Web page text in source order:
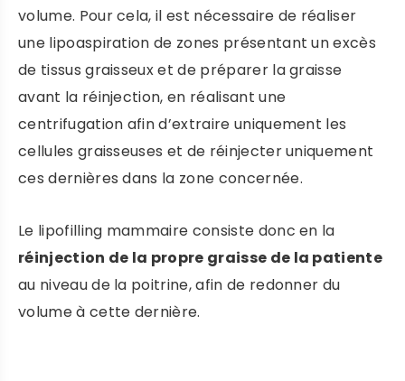
volume. Pour cela, il est nécessaire de réaliser
une lipoaspiration de zones présentant un excès
de tissus graisseux et de préparer la graisse
avant la réinjection, en réalisant une
centrifugation afin d’extraire uniquement les
cellules graisseuses et de réinjecter uniquement
ces dernières dans la zone concernée.
Le lipofilling mammaire consiste donc en la
réinjection de la propre graisse de la patiente
au niveau de la poitrine, afin de redonner du
volume à cette dernière.